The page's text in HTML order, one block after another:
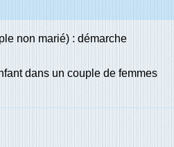
non marié) : démarche
dans un couple de femmes